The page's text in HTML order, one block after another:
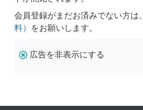
会員登録がまだお済みでない方は、
料） をお願いします。
広告を非表示にする